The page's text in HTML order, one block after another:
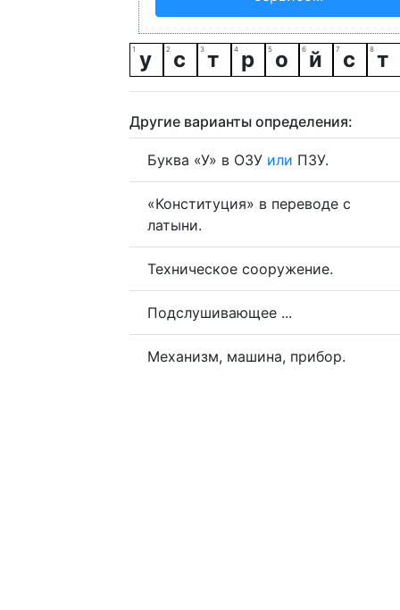
у с т р о й с т
Другие варианты определения:
Буква «У» в ОЗУ или ПЗУ.
«Конституция» в переводе с
латыни.
Техническое сооружение.
Подслушивающее ...
Механизм, машина, прибор.